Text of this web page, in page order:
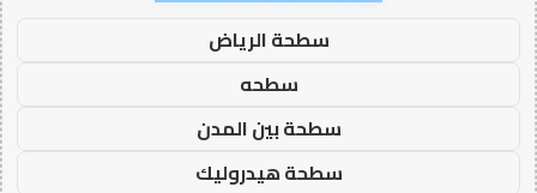
سطحة الرياض
سطحه
سطحة بين المدن
سطحة هيدروليك